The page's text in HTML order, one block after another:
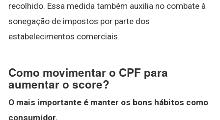
recolhido. Essa medida também auxilia no combate à
sonegação de impostos por parte dos
estabelecimentos comerciais.
Como movimentar o CPF para
aumentar o score?
O mais importante é manter os bons hábitos como
consumidor.